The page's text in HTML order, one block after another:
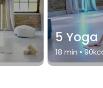
5 Yoga
18 min •90